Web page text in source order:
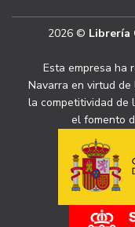
2026 © Librería
Esta empresa ha
Navarra en virtud
la competitividad de
el fomento